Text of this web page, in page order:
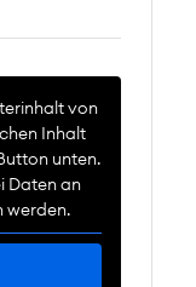
von
Inhalt
unten.
Daten an
werden.